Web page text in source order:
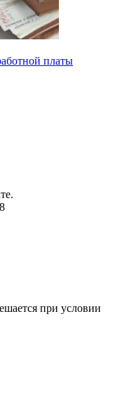
платы
при условии